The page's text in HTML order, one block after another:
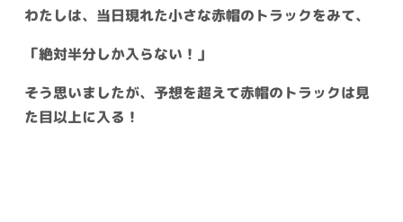
わたしは、当日現れた小さな赤帽のトラックをみて、
「絶対半分しか入らない！」
そう思いましたが、予想を超えて赤帽のトラックは見
た目以上に入る！